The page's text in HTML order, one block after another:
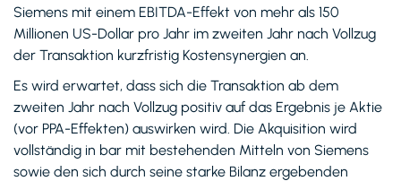
Siemens mit einem EBITDA-Effekt von mehr als 150
Millionen US-Dollar pro Jahr im zweiten Jahr nach Vollzug
der Transaktion kurzfristig Kostensynergien an.
Es wird erwartet, dass sich die Transaktion ab dem
zweiten Jahr nach Vollzug positiv auf das Ergebnis je Aktie
(vor PPA-Effekten) auswirken wird. Die Akquisition wird
vollständig in bar mit bestehenden Mitteln von Siemens
sowie den sich durch seine starke Bilanz ergebenden